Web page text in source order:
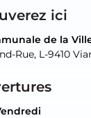
ici
de la
Rue, L-9410
de la
Rue, L-9410
de la
Rue, L-9410
vous
de la
Rue, L-9410
vous
la Ville de
Vianden
vous